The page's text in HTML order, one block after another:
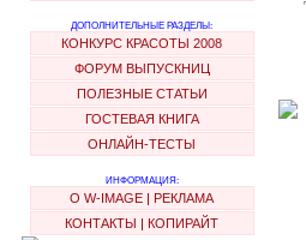
ДОПОЛНИТЕЛЬНЫЕ РАЗДЕЛЫ:
КОНКУРС КРАСОТЫ 2008
ФОРУМ ВЫПУСКНИЦ
ПОЛЕЗНЫЕ СТАТЬИ
ГОСТЕВАЯ КНИГА
ОНЛАЙН-ТЕСТЫ
ИНФОРМАЦИЯ:
О W-IMAGE | РЕКЛАМА
КОНТАКТЫ | КОПИРАЙТ